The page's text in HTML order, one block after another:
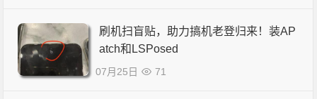
刷机扫盲贴，助力搞机老登归来！装AP
atch和LSPosed
07月25日 71